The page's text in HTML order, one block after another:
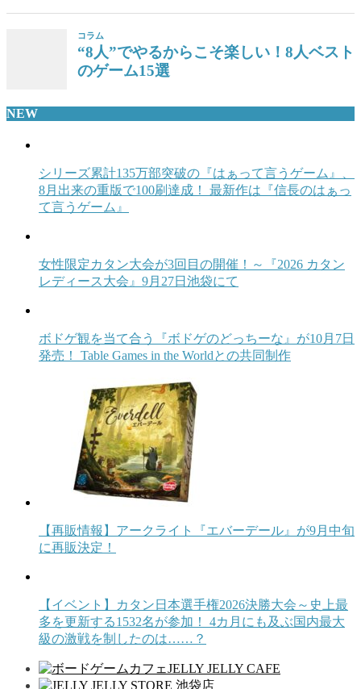
コラム
“8人”でやるからこそ楽しい！8人ベスト
のゲーム15選
NEW
シリーズ累計135万部突破の『はぁって言うゲーム』、
8月出来の重版で100刷達成！ 最新作は『信長のはぁっ
て言うゲーム』
女性限定カタン大会が3回目の開催！～『2026 カタン
レディース大会』9月27日池袋にて
ボドゲ観を当て合う『ボドゲのどっちーな』が10月7日
発売！ Table Games in the Worldとの共同制作
【再販情報】アークライト『エバーデール』が9月中旬
に再販決定！
【イベント】カタン日本選手権2026決勝大会～史上最
多を更新する1532名が参加！ 4カ月にも及ぶ国内最大
級の激戦を制したのは……？